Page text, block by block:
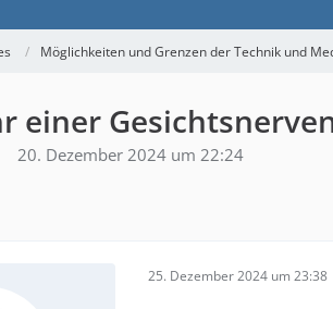
Möglichkeiten und Grenzen der Technik und
einer
20. Dezember 2024 um 22:24
25. Dezember 2024 um 23:38